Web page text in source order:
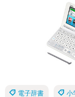
電子辞書 小